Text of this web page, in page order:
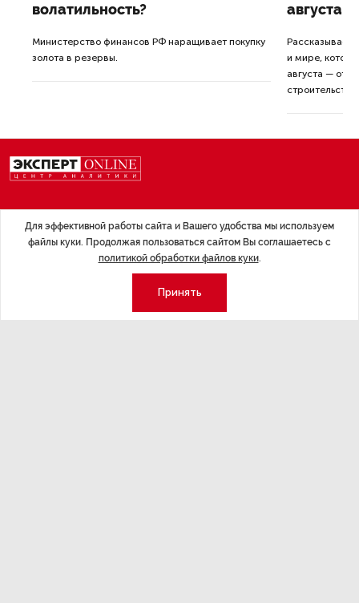
волатильность?
Министерство финансов РФ наращивает покупку
золота в резервы.
августа
Рассказываем
и мире,
августа — от
Экономика
Общество
Экспертное мнение
Стиль жизни
Мероприятия
Новости партнеров
Премия «Эксперт года»
Для эффективной работы сайта и Вашего удобства мы используем
файлы куки. Продолжая пользоваться сайтом Вы соглашаетесь с
политикой обработки файлов куки.
Принять